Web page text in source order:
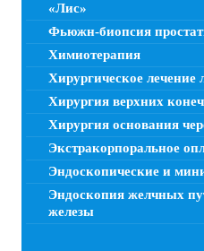
«Лис»
Фьюжн-биопсия
Химиотерапия
Хирургическое
Хирургия верхних
Хирургия основания
Экстракорпоральное
Эндоскопические и
Эндоскопия желчных
железы